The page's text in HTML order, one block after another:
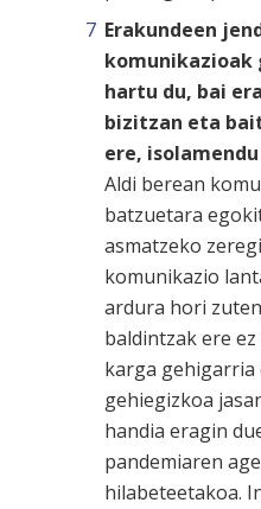
Erakundeen
komunikazioak
hartu du, bai
bizitzan eta
ere,
Aldi berean
batzuetara
asmatzeko
komunikazio
ardura hori
baldintzak ere
karga gehigarria
gehiegizkoa
handia eragin
pandemiaren
hilabeteetakoa.